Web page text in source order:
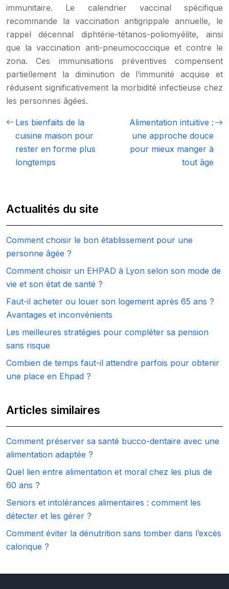
immunitaire. Le calendrier vaccinal spécifique
recommande la vaccination antigrippale annuelle, le
rappel décennal diphtérie-tétanos-poliomyélite, ainsi
que la vaccination anti-pneumococcique et contre le
zona. Ces immunisations préventives compensent
partiellement la diminution de l’immunité acquise et
réduisent significativement la morbidité infectieuse chez
les personnes âgées.
Les bienfaits de la
cuisine maison pour
rester en forme plus
longtemps
Alimentation intuitive :
une approche douce
pour mieux manger à
tout âge
Actualités du site
Comment choisir le bon établissement pour une
personne âgée ?
Comment choisir un EHPAD à Lyon selon son mode de
vie et son état de santé ?
Faut-il acheter ou louer son logement après 65 ans ?
Avantages et inconvénients
Les meilleures stratégies pour compléter sa pension
sans risque
Combien de temps faut-il attendre parfois pour obtenir
une place en Ehpad ?
Articles similaires
Comment préserver sa santé bucco-dentaire avec une
alimentation adaptée ?
Quel lien entre alimentation et moral chez les plus de
60 ans ?
Seniors et intolérances alimentaires : comment les
détecter et les gérer ?
Comment éviter la dénutrition sans tomber dans l’excès
calorique ?